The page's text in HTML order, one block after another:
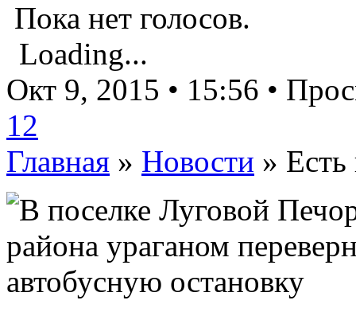
Пока нет голосов.
Loading...
Окт 9, 2015 • 15:56 •
12
Главная » Новости » Есть